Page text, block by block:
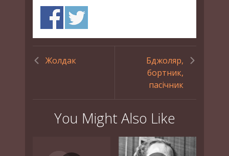
Жолдак
Бджоляр,
бортник,
пасічник
You Might Also Like